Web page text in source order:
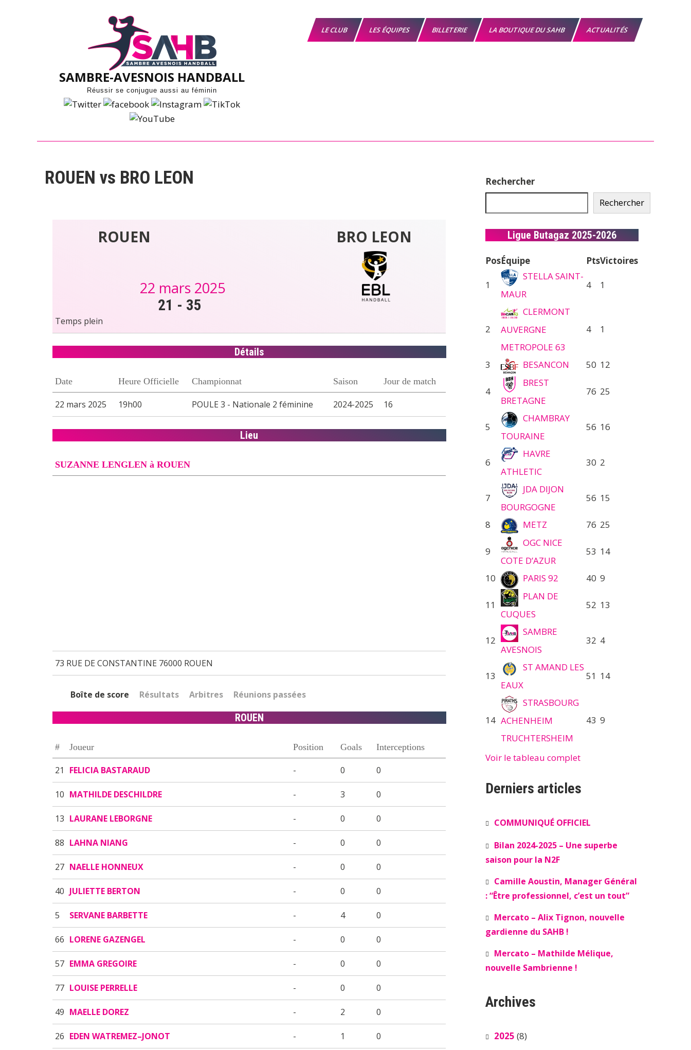
SAMBRE-AVESNOIS HANDBALL
Réussir se conjugue aussi au féminin
LE CLUB LES ÉQUIPES BILLETERIE LA BOUTIQUE DU SAHB ACTUALITÉS
ROUEN vs BRO LEON
ROUEN BRO LEON
22 mars 2025
21 - 35
Temps plein
Détails
Date Heure Officielle Championnat Saison Jour de match
22 mars 2025 19h00 POULE 3 - Nationale 2 féminine 2024-2025 16
Lieu
SUZANNE LENGLEN à ROUEN
73 RUE DE CONSTANTINE 76000 ROUEN
Boîte de score Résultats Arbitres Réunions passées
ROUEN
# Joueur Position Goals Interceptions
21 FELICIA BASTARAUD - 0 0
10 MATHILDE DESCHILDRE - 3 0
13 LAURANE LEBORGNE - 0 0
88 LAHNA NIANG - 0 0
27 NAELLE HONNEUX - 0 0
40 JULIETTE BERTON - 0 0
5 SERVANE BARBETTE - 4 0
66 LORENE GAZENGEL - 0 0
57 EMMA GREGOIRE - 0 0
77 LOUISE PERRELLE - 0 0
49 MAELLE DOREZ - 2 0
26 EDEN WATREMEZ–JONOT - 1 0
Rechercher
Rechercher
Ligue Butagaz 2025-2026
PosÉquipe PtsVictoires
1
STELLA SAINT-
MAUR
4 1
2
CLERMONT
AUVERGNE
METROPOLE 63
4 1
3 BESANCON 50 12
4
BREST
BRETAGNE
76 25
5
CHAMBRAY
TOURAINE
56 16
6
HAVRE
ATHLETIC
30 2
7
JDA DIJON
BOURGOGNE
56 15
8 METZ 76 25
9
OGC NICE
COTE D’AZUR
53 14
10 PARIS 92 40 9
11
PLAN DE
CUQUES
52 13
12
SAMBRE
AVESNOIS
32 4
13
ST AMAND LES
EAUX
51 14
14
STRASBOURG
ACHENHEIM
TRUCHTERSHEIM
43 9
Voir le tableau complet
Derniers articles
COMMUNIQUÉ OFFICIEL
Bilan 2024-2025 – Une superbe
saison pour la N2F
Camille Aoustin, Manager Général
: “Être professionnel, c’est un tout”
Mercato – Alix Tignon, nouvelle
gardienne du SAHB !
Mercato – Mathilde Mélique,
nouvelle Sambrienne !
Archives
2025 (8)